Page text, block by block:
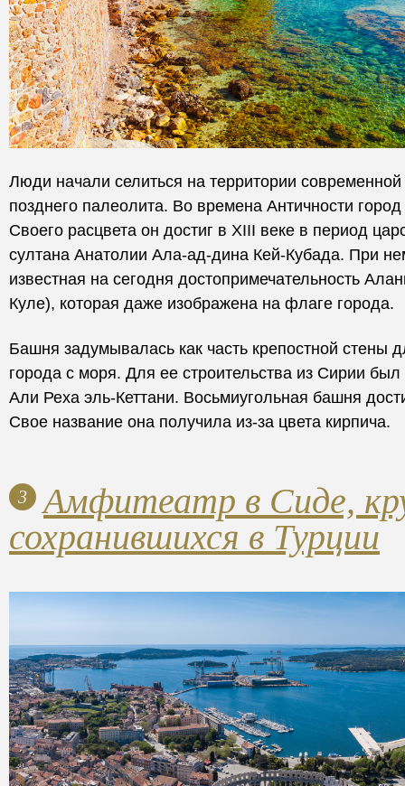
Люди начали селиться на территории
позднего палеолита. Во времена Античности
Своего расцвета он достиг в XIII веке в период
султана Анатолии Ала-ад-дина Кей-Кубада. При
известная на сегодня достопримечательность
Куле), которая даже изображена на флаге города.
Башня задумывалась как часть крепостной стены
города с моря. Для ее строительства из Сирии
Али Реха эль-Кеттани. Восьмиугольная башня
Свое название она получила из-за цвета кирпича.
3
Амфитеатр в Сиде,
сохранившихся в Турции